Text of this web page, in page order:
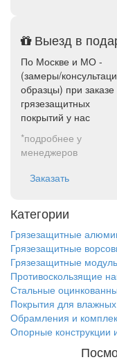
Выезд в
По Москве и МО -
(замеры/
образцы) при заказе
грязезащитных
покрытий у нас
*подробнее у
менеджеров
Заказать
Категории
Грязезащитные
Грязезащитные
Грязезащитные
Противоскользящие
Стальные
Покрытия для
Обрамления и
Опорные конструкции